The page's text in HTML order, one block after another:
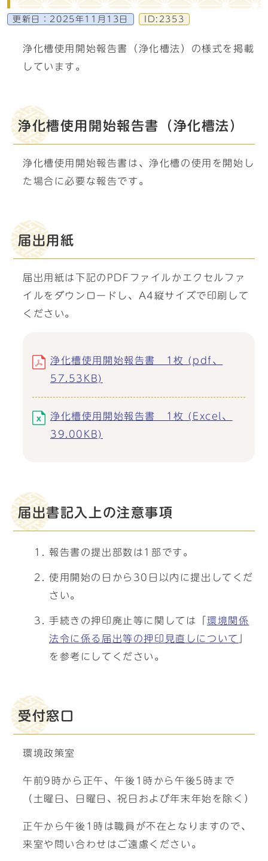
更新日： 2025年11月13日 ID:2353
浄化槽使用開始報告書（浄化槽法）の様式を掲載
しています。
浄化槽使用開始報告書（浄化槽法）
浄化槽使用開始報告書は、浄化槽の使用を開始し
た場合に必要な報告です。
届出用紙
届出用紙は下記のPDFファイルかエクセルファ
イルをダウンロードし、A4縦サイズで印刷して
ください。
浄化槽使用開始報告書 1枚 (pdf、
57.53KB)
浄化槽使用開始報告書 1枚 (Excel、
39.00KB)
届出書記入上の注意事項
報告書の提出部数は1部です。
使用開始の日から30日以内に提出してくだ
さい。
手続きの押印廃止等に関しては「 環境関係
法令に係る届出等の押印見直しについて
を参考にしてください。
受付窓口
環境政策室
午前9時から正午、午後1時から午後5時まで
（土曜日、日曜日、祝日および年末年始を除く）
正午から午後1時は職員が不在となりますので、
来室や問い合わせはご遠慮ください。